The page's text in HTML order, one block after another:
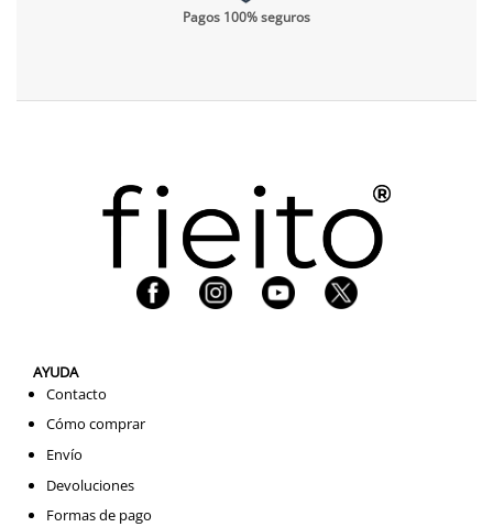
Pagos 100% seguros
AYUDA
Contacto
Cómo comprar
Envío
Devoluciones
Formas de pago